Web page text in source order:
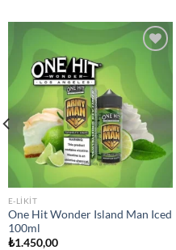
wishlist
E-LIKIT
One Hit Wonder Island Man Iced
100ml
₺1.450,00